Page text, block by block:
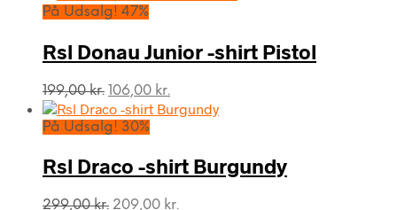
pris
199,00 kr..
106,00 kr..
På Udsalg! 47%
Rsl Donau Junior -shirt Pistol
199,00kr. Den
oprindelige
pris
199,00 kr..
106,00 kr.
aktuelle
106,00 kr..
På Udsalg! 30%
Rsl Draco -shirt Burgundy
299,00kr. Den
209,00 kr.